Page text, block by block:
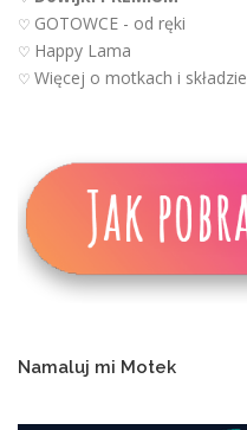
♡ GOTOWCE - od ręki
♡ Happy Lama
♡ Więcej o motkach i składzie
Namaluj mi Motek